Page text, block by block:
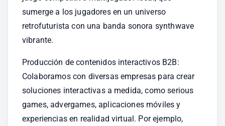
sumerge a los jugadores en un universo
retrofuturista con una banda sonora synthwave
vibrante.
Producción de contenidos interactivos B2B:
Colaboramos con diversas empresas para crear
soluciones interactivas a medida, como serious
games, advergames, aplicaciones móviles y
experiencias en realidad virtual. Por ejemplo,